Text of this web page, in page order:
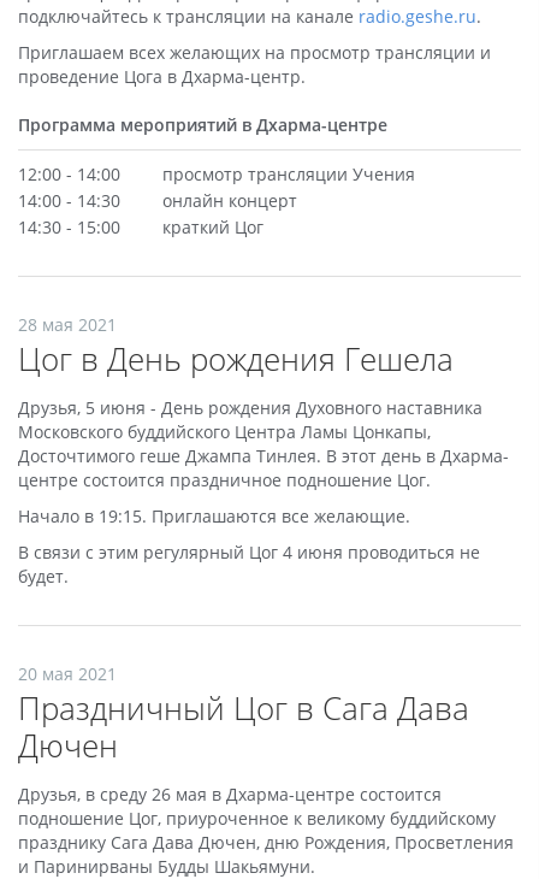
подключайтесь к трансляции на канале radio.geshe.ru.
Приглашаем всех желающих на просмотр трансляции и
проведение Цога в Дхарма-центр.
Программа мероприятий в Дхарма-центре
12:00 - 14:00
просмотр трансляции Учения
14:00 - 14:30
онлайн концерт
14:30 - 15:00
краткий Цог
28 мая 2021
Цог в День рождения Гешела
Друзья, 5 июня - День рождения Духовного наставника
Московского буддийского Центра Ламы Цонкапы,
Досточтимого геше Джампа Тинлея. В этот день в Дхарма-
центре состоится праздничное подношение Цог.
Начало в 19:15. Приглашаются все желающие.
В связи с этим регулярный Цог 4 июня проводиться не
будет.
20 мая 2021
Праздничный Цог в Сага Дава
Дючен
Друзья, в среду 26 мая в Дхарма-центре состоится
подношение Цог, приуроченное к великому буддийскому
празднику Сага Дава Дючен, дню Рождения, Просветления
и Паринирваны Будды Шакьямуни.